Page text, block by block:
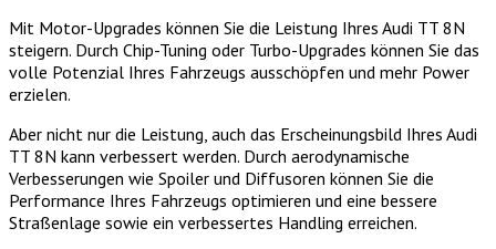
Mit Motor-Upgrades können Sie die Leistung Ihres Audi TT 8N
steigern. Durch Chip-Tuning oder Turbo-Upgrades können Sie das
volle Potenzial Ihres Fahrzeugs ausschöpfen und mehr Power
erzielen.
Aber nicht nur die Leistung, auch das Erscheinungsbild Ihres Audi
TT 8N kann verbessert werden. Durch aerodynamische
Verbesserungen wie Spoiler und Diffusoren können Sie die
Performance Ihres Fahrzeugs optimieren und eine bessere
Straßenlage sowie ein verbessertes Handling erreichen.